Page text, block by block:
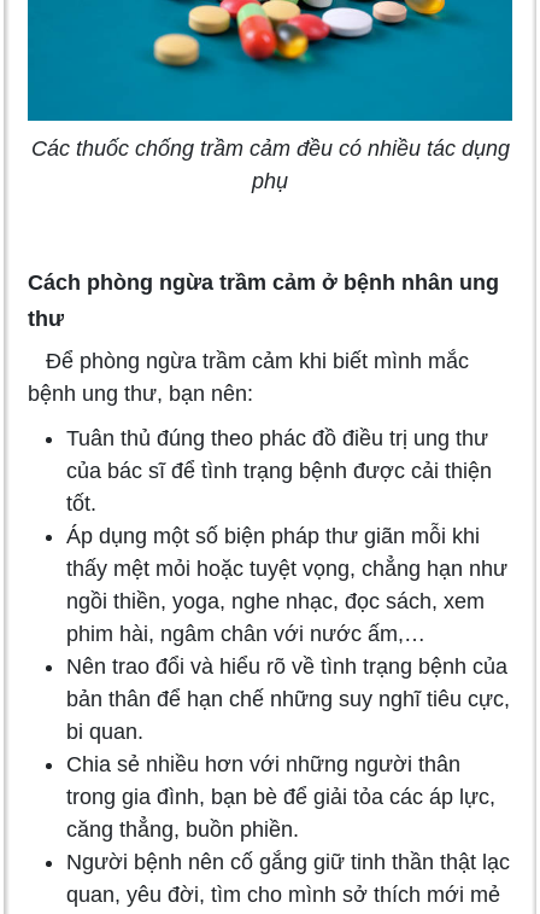
Các thuốc chống trầm cảm đều có nhiều tác dụng
phụ
Cách phòng ngừa trầm cảm ở bệnh nhân ung
thư
Để phòng ngừa trầm cảm khi biết mình mắc
bệnh ung thư, bạn nên:
Tuân thủ đúng theo phác đồ điều trị ung thư
của bác sĩ để tình trạng bệnh được cải thiện
tốt.
Áp dụng một số biện pháp thư giãn mỗi khi
thấy mệt mỏi hoặc tuyệt vọng, chẳng hạn như
ngồi thiền, yoga, nghe nhạc, đọc sách, xem
phim hài, ngâm chân với nước ấm,…
Nên trao đổi và hiểu rõ về tình trạng bệnh của
bản thân để hạn chế những suy nghĩ tiêu cực,
bi quan.
Chia sẻ nhiều hơn với những người thân
trong gia đình, bạn bè để giải tỏa các áp lực,
căng thẳng, buồn phiền.
Người bệnh nên cố gắng giữ tinh thần thật lạc
quan, yêu đời, tìm cho mình sở thích mới mẻ